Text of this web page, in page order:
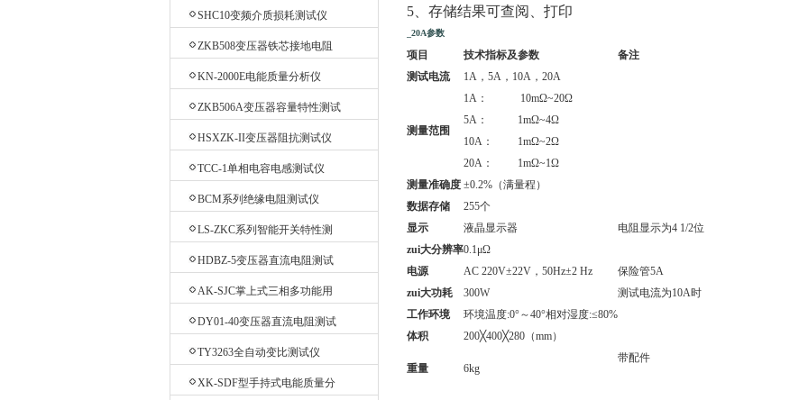
SHC10变频介质损耗测试仪
ZKB508变压器铁芯接地电阻
KN-2000E电能质量分析仪
ZKB506A变压器容量特性测试
HSXZK-II变压器阻抗测试仪
TCC-1单相电容电感测试仪
BCM系列绝缘电阻测试仪
LS-ZKC系列智能开关特性测
HDBZ-5变压器直流电阻测试
AK-SJC掌上式三相多功能用
DY01-40变压器直流电阻测试
TY3263全自动变比测试仪
XK-SDF型手持式电能质量分
5、存储结果可查阅、打印
_20A参数
项目 技术指标及参数
备注
测试电流
1A，5A，10A，20A
测量范围
1A：
5A：
10A：
20A：
10mΩ~20Ω
1mΩ~4Ω
1mΩ~2Ω
1mΩ~1Ω
测量准确度 ±0.2%（满量程）
数据存储
255个
显示
液晶显示器
电阻显示为4 1/2位
zui大分辨率0.1μΩ
电源
AC 220V±22V，50Hz±2 Hz
保险管5A
zui大功耗
300W
测试电流为10A时
工作环境
环境温度:0°～40°相对湿度:≤80%
体积
200╳400╳280（mm）
重量 6kg
带配件